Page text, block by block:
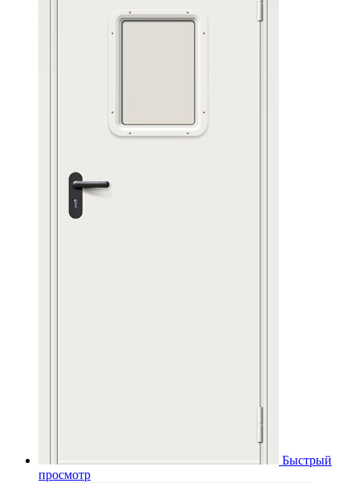
Быстрый
просмотр